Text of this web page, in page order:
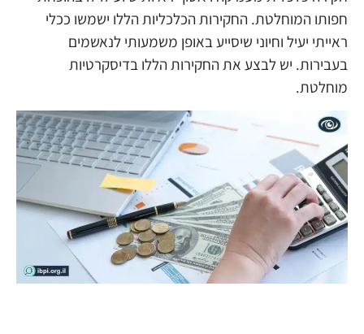
חפותו המוחלטת. החקירות הכלכליות הללו ישמשו ככלי
ראייתי יעיל וחיוני שיסייע באופן משמעותי לנאשמים
בעבירות. יש לבצע את החקירות הללו בדיסקרטיות
מוחלטת.